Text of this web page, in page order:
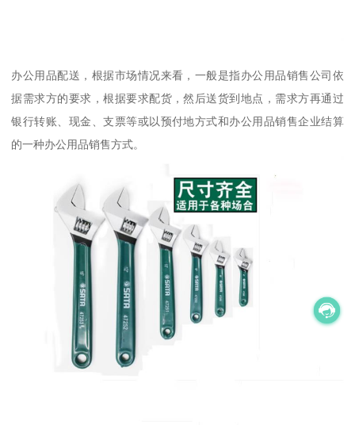
办公用品配送，根据市场情况来看，一般是指办公用品销售公司依
据需求方的要求，根据要求配货，然后送货到地点，需求方再通过
银行转账、现金、支票等或以预付地方式和办公用品销售企业结算
的一种办公用品销售方式。